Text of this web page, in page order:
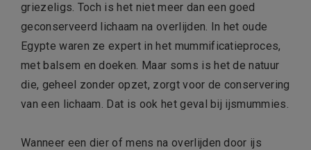
griezeligs. Toch is het niet meer dan een goed
geconserveerd lichaam na overlijden. In het oude
Egypte waren ze expert in het mummificatieproces,
met balsem en doeken. Maar soms is het de natuur
die, geheel zonder opzet, zorgt voor de conservering
van een lichaam. Dat is ook het geval bij ijsmummies.
Wanneer een dier of mens na overlijden door ijs